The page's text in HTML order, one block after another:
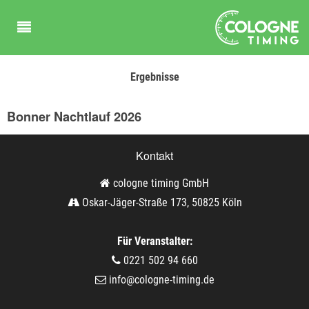
Ergebnisse
Bonner Nachtlauf 2026
Kontakt
cologne timing GmbH
Oskar-Jäger-Straße 173, 50825 Köln
Für Veranstalter:
0221 502 94 660
info@cologne-timing.de